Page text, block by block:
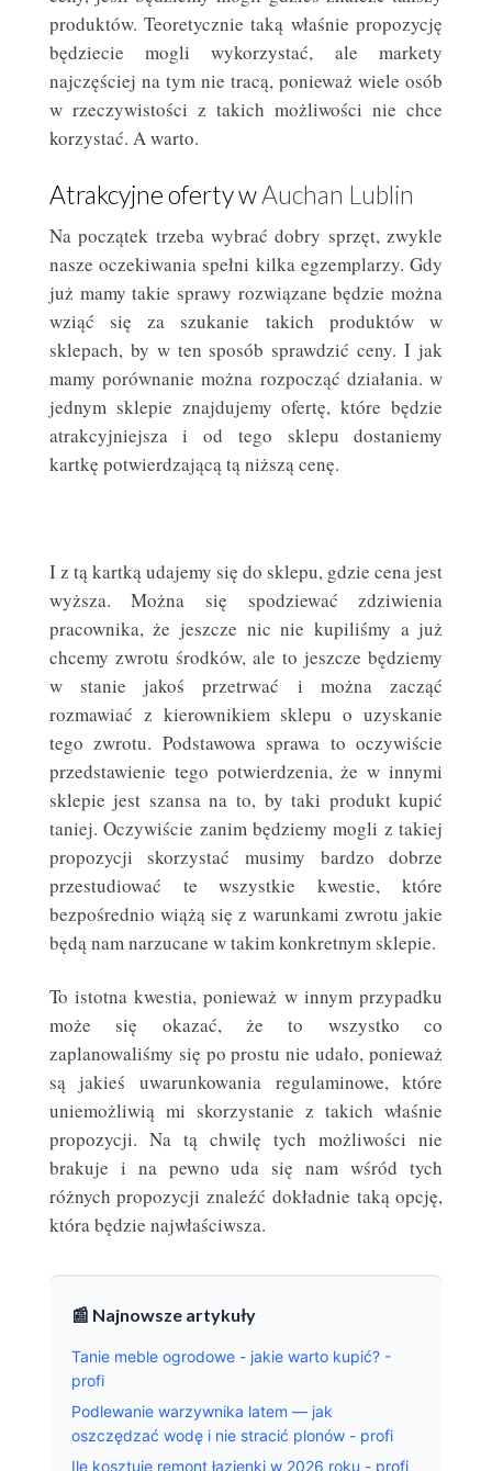
produktów. Teoretycznie taką właśnie propozycję
będziecie mogli wykorzystać, ale markety
najczęściej na tym nie tracą, ponieważ wiele osób
w rzeczywistości z takich możliwości nie chce
korzystać. A warto.
Atrakcyjne oferty wAuchan Lublin
Na początek trzeba wybrać dobry sprzęt, zwykle
nasze oczekiwania spełni kilka egzemplarzy. Gdy
już mamy takie sprawy rozwiązane będzie można
wziąć się za szukanie takich produktów w
sklepach, by w ten sposób sprawdzić ceny. I jak
mamy porównanie można rozpocząć działania. w
jednym sklepie znajdujemy ofertę, które będzie
atrakcyjniejsza i od tego sklepu dostaniemy
kartkę potwierdzającą tą niższą cenę.
I z tą kartką udajemy się do sklepu, gdzie cena jest
wyższa. Można się spodziewać zdziwienia
pracownika, że jeszcze nic nie kupiliśmy a już
chcemy zwrotu środków, ale to jeszcze będziemy
w stanie jakoś przetrwać i można zacząć
rozmawiać z kierownikiem sklepu o uzyskanie
tego zwrotu. Podstawowa sprawa to oczywiście
przedstawienie tego potwierdzenia, że w innymi
sklepie jest szansa na to, by taki produkt kupić
taniej. Oczywiście zanim będziemy mogli z takiej
propozycji skorzystać musimy bardzo dobrze
przestudiować te wszystkie kwestie, które
bezpośrednio wiążą się z warunkami zwrotu jakie
będą nam narzucane w takim konkretnym sklepie.
To istotna kwestia, ponieważ w innym przypadku
może się okazać, że to wszystko co
zaplanowaliśmy się po prostu nie udało, ponieważ
są jakieś uwarunkowania regulaminowe, które
uniemożliwią mi skorzystanie z takich właśnie
propozycji. Na tą chwilę tych możliwości nie
brakuje i na pewno uda się nam wśród tych
różnych propozycji znaleźć dokładnie taką opcję,
która będzie najwłaściwsza.
📰 Najnowsze artykuły
Tanie meble ogrodowe - jakie warto kupić? -
profi
Podlewanie warzywnika latem — jak
oszczędzać wodę i nie stracić plonów - profi
Ile kosztuje remont łazienki w 2026 roku - profi